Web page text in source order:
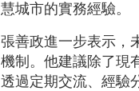
慧城市的實務經驗。
張善政進一步表示，
機制。他建議除了現
透過定期交流、經驗